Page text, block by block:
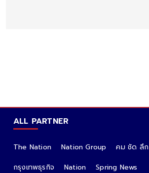
ALL PARTNER
The Nation Nation Group
คม ชัด ลึก
กรุงเทพธุรกิจ
Nation
Spring News